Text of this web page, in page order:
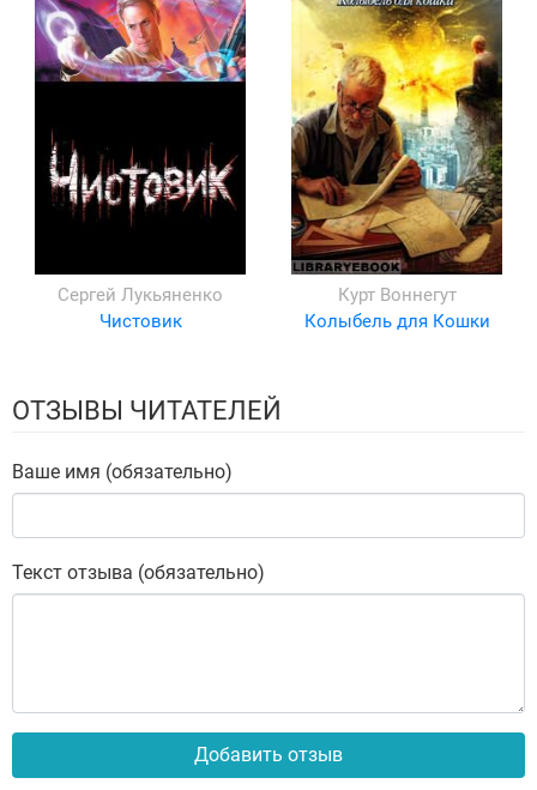
Сергей Лукьяненко
Чистовик
Курт Воннегут
Колыбель для Кошки
ОТЗЫВЫ ЧИТАТЕЛЕЙ
Ваше имя (обязательно)
Текст отзыва (обязательно)
Добавить отзыв